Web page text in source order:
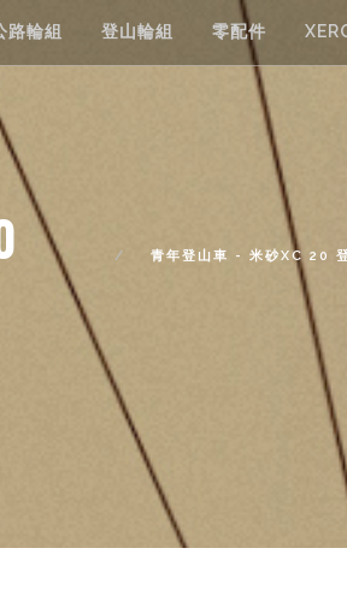
路輪組 登山輪組 零配件
青年登山車 - 米砂XC 20